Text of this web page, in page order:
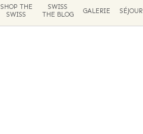
SHOP THE
SWISS
SWISS
THE BLOG
GALERIE SÉJOUR